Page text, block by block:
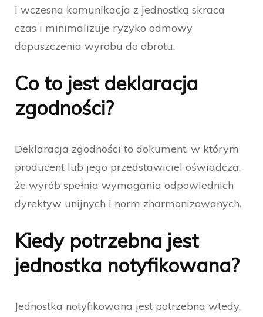
i wczesna komunikacja z jednostką skraca
czas i minimalizuje ryzyko odmowy
dopuszczenia wyrobu do obrotu.
Co to jest deklaracja
zgodności?
Deklaracja zgodności to dokument, w którym
producent lub jego przedstawiciel oświadcza,
że wyrób spełnia wymagania odpowiednich
dyrektyw unijnych i norm zharmonizowanych.
Kiedy potrzebna jest
jednostka notyfikowana?
Jednostka notyfikowana jest potrzebna wtedy,